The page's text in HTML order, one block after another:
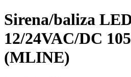
Sirena/baliza
12/24VAC/DC
(MLINE)